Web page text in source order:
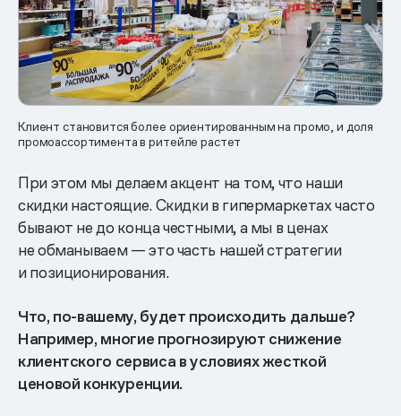
Клиент становится более ориентированным на промо, и доля
промоассортимента в ритейле растет
При этом мы делаем акцент на том, что наши
скидки настоящие. Скидки в гипермаркетах часто
бывают не до конца честными, а мы в ценах
не обманываем — это часть нашей стратегии
и позиционирования.
Что, по-вашему, будет происходить дальше?
Например, многие прогнозируют снижение
клиентского сервиса в условиях жесткой
ценовой конкуренции.